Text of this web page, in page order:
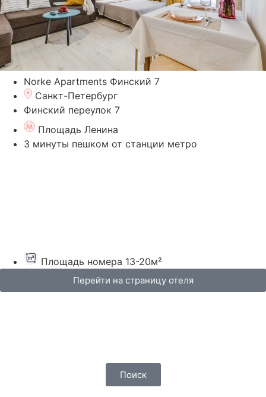
Norke Apartments Финский 7
Санкт-Петербург
Финский переулок 7
Площадь Ленина
3 минуты пешком от станции метро
Площадь номера 13-20м²
Перейти на страницу отеля
Поиск